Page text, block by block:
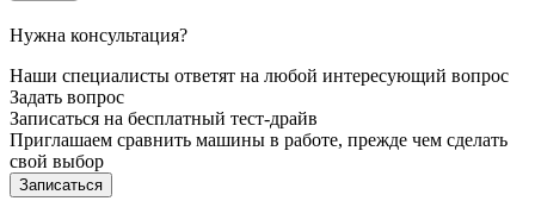
Нужна консультация?
Наши специалисты ответят на любой интересующий вопрос
Задать вопрос
Записаться на бесплатный тест-драйв
Приглашаем сравнить машины в работе, прежде чем сделать
свой выбор
Записаться